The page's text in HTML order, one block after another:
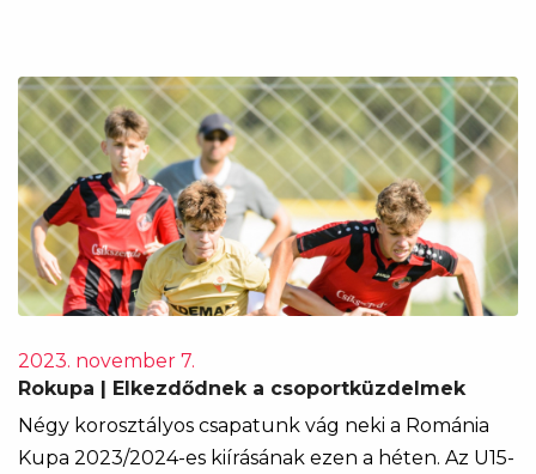
2023. november 7.
Rokupa | Elkezdődnek a csoportküzdelmek
Négy korosztályos csapatunk vág neki a Románia
Kupa 2023/2024-es kiírásának ezen a héten. Az U15-